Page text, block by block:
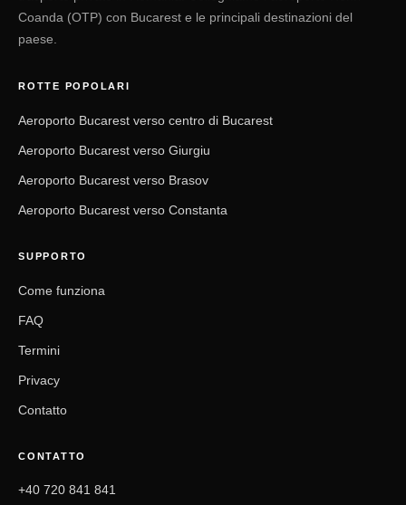
Coanda (OTP) con Bucarest e le principali destinazioni del
paese.
ROTTE POPOLARI
Aeroporto Bucarest verso centro di Bucarest
Aeroporto Bucarest verso Giurgiu
Aeroporto Bucarest verso Brasov
Aeroporto Bucarest verso Constanta
SUPPORTO
Come funziona
FAQ
Termini
Privacy
Contatto
CONTATTO
+40 720 841 841